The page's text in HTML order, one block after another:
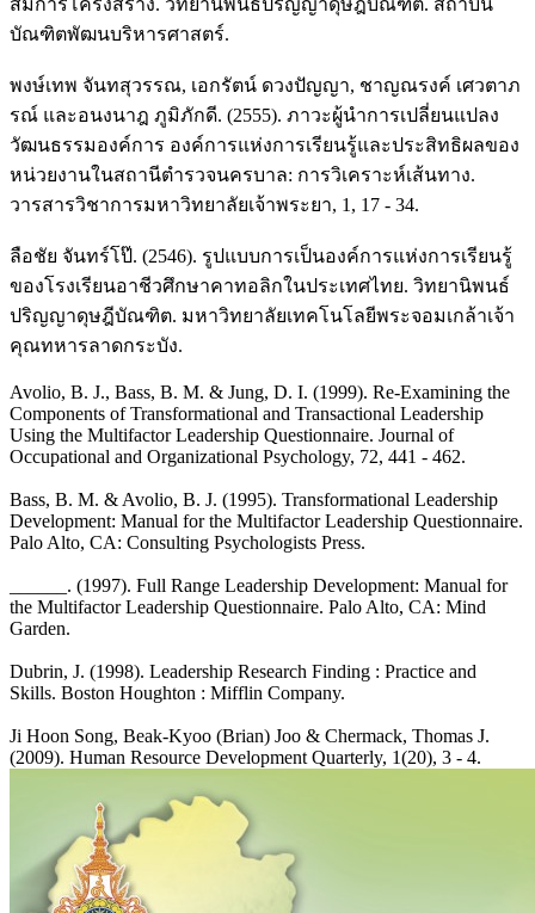
สมการโครงสร้าง. วิทยานิพนธ์ปริญญาดุษฎีบัณฑิต. สถาบัน
บัณฑิตพัฒนบริหารศาสตร์.
พงษ์เทพ จันทสุวรรณ, เอกรัตน์ ดวงปัญญา, ชาญณรงค์ เศวตาภ
รณ์ และอนงนาฎ ภูมิภักดี. (2555). ภาวะผู้นำการเปลี่ยนแปลง
วัฒนธรรมองค์การ องค์การแห่งการเรียนรู้และประสิทธิผลของ
หน่วยงานในสถานีตำรวจนครบาล: การวิเคราะห์เส้นทาง.
วารสารวิชาการมหาวิทยาลัยเจ้าพระยา, 1, 17 - 34.
ลือชัย จันทร์โป๊. (2546). รูปแบบการเป็นองค์การแห่งการเรียนรู้
ของโรงเรียนอาชีวศึกษาคาทอลิกในประเทศไทย. วิทยานิพนธ์
ปริญญาดุษฎีบัณฑิต. มหาวิทยาลัยเทคโนโลยีพระจอมเกล้าเจ้า
คุณทหารลาดกระบัง.
Avolio, B. J., Bass, B. M. & Jung, D. I. (1999). Re-Examining the
Components of Transformational and Transactional Leadership
Using the Multifactor Leadership Questionnaire. Journal of
Occupational and Organizational Psychology, 72, 441 - 462.
Bass, B. M. & Avolio, B. J. (1995). Transformational Leadership
Development: Manual for the Multifactor Leadership Questionnaire.
Palo Alto, CA: Consulting Psychologists Press.
______. (1997). Full Range Leadership Development: Manual for
the Multifactor Leadership Questionnaire. Palo Alto, CA: Mind
Garden.
Dubrin, J. (1998). Leadership Research Finding : Practice and
Skills. Boston Houghton : Mifflin Company.
Ji Hoon Song, Beak-Kyoo (Brian) Joo & Chermack, Thomas J.
(2009). Human Resource Development Quarterly, 1(20), 3 - 4.